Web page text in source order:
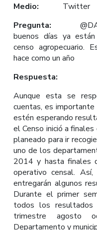
Medio: Twitter
Pregunta:
buenos días ya
censo agropecuario.
hace como un año
Respuesta:
Aunque esta se
cuentas, es
estén esperando
el Censo inició a
planeado para ir
uno de los
2014 y hasta finales
operativo censal.
entregarán algunos
Durante el primer
todos los resultados
trimestre agosto
Departamento y